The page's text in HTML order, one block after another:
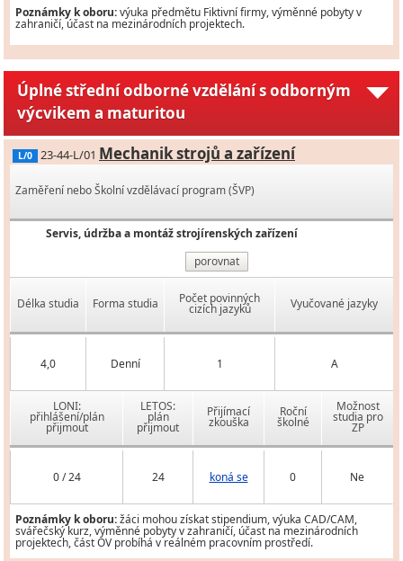
Poznámky k oboru:výuka předmětu Fiktivní firmy, výměnné pobyty v
zahraničí, účast na mezinárodních projektech.
Úplné střední odborné vzdělání s odborným
výcvikem a maturitou
L/0 23-44-L/01 Mechanik strojů a zařízení
Zaměření nebo Školní vzdělávací program (ŠVP)
Servis, údržba a montáž strojírenských zařízení
porovnat
Délka studia Forma studia Počet povinných
cizích jazyků Vyučované jazyky
4,0 Denní 1 A
LONI:
přihlášení/plán
přijmout
LETOS:
plán
přijmout
Přijímací
zkouška
Roční
školné
Možnost
studia pro
ZP
0 / 24 24 koná se 0 Ne
Poznámky k oboru:žáci mohou získat stipendium, výuka CAD/CAM,
svářečský kurz, výměnné pobyty v zahraničí, účast na mezinárodních
projektech, část OV probíhá v reálném pracovním prostředí.